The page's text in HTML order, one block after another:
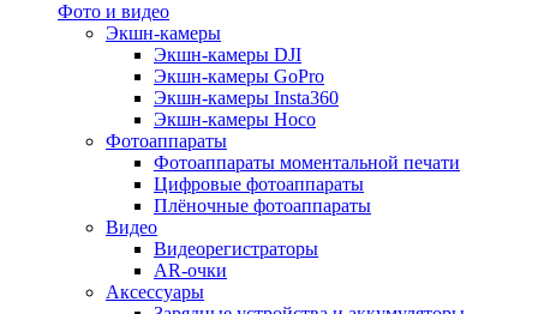
Фото и видео
Экшн-камеры
Экшн-камеры DJI
Экшн-камеры GoPro
Экшн-камеры Insta360
Экшн-камеры Hoco
Фотоаппараты
Фотоаппараты моментальной печати
Цифровые фотоаппараты
Плёночные фотоаппараты
Видео
Видеорегистраторы
AR-очки
Аксессуары